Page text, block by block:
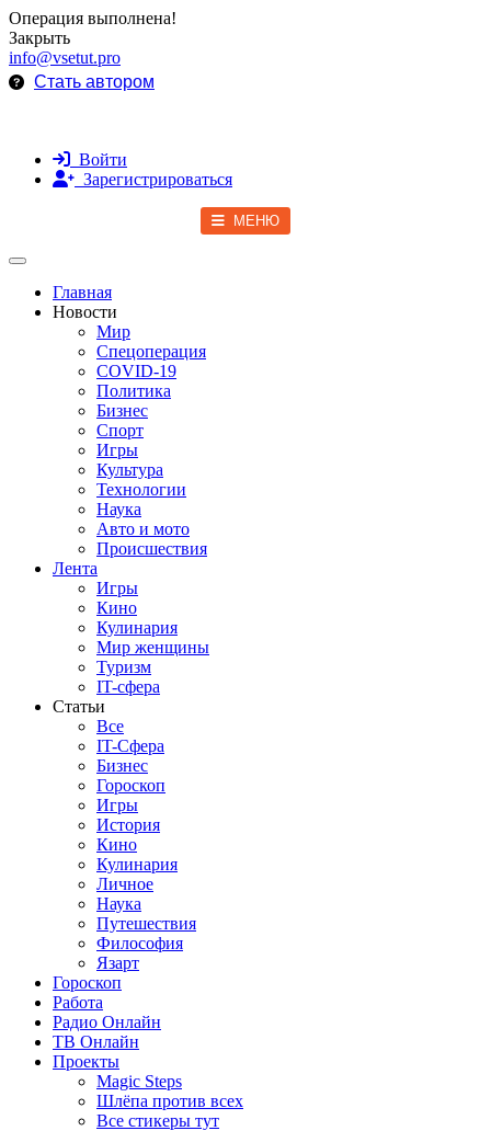
Операция выполнена!
Закрыть
info@vsetut.pro
Стать автором
Войти
Зарегистрироваться
МЕНЮ
Toggle navigation
Главная
Новости
Мир
Спецоперация
COVID-19
Политика
Бизнес
Спорт
Игры
Культура
Технологии
Наука
Авто и мото
Происшествия
Лента
Игры
Кино
Кулинария
Мир женщины
Туризм
IT-сфера
Статьи
Все
IT-Сфера
Бизнес
Гороскоп
Игры
История
Кино
Кулинария
Личное
Наука
Путешествия
Философия
Язарт
Гороскоп
Работа
Радио Онлайн
ТВ Онлайн
Проекты
Magic Steps
Шлёпа против всех
Все стикеры тут